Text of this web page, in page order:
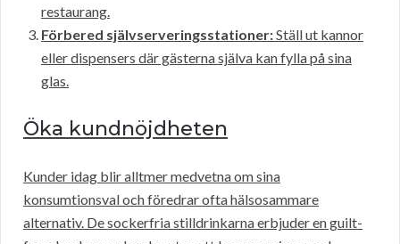
restaurang.
Förbered självserveringsstationer:Ställ ut kannor
eller dispensers där gästerna själva kan fylla på sina
glas.
Öka kundnöjdheten
Kunder idag blir alltmer medvetna om sina
konsumtionsval och föredrar ofta hälsosammare
alternativ. De sockerfria stilldrinkarna erbjuder en guilt-